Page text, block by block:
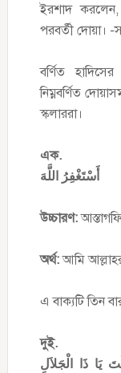
ইরশাদ
পরবর্তী দোয়া।
বর্ণিত
নিম্নবর্ণিত
স্কলাররা।
এক.
أَسْتَغْفِرُ اللَّهَ
উচ্চারণ:
অর্থ:আমি
এ বাক্যটি তিন
দুই.
يَا ذَا الْجَلاَلِ